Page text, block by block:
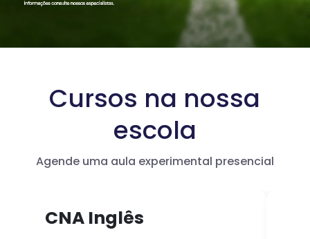
Cursos na nossa
escola
Agende uma aula experimental presencial
CNA Inglês